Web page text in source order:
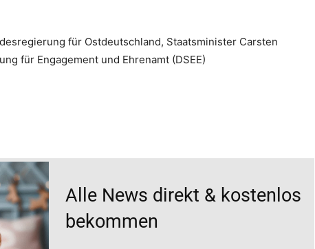
für Ostdeutschland, Staatsminister Carsten
für Engagement und Ehrenamt (DSEE)
Alle News direkt & kostenlos
bekommen